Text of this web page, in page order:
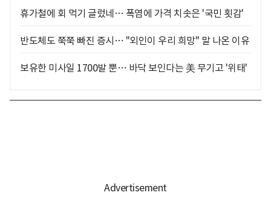
휴가철에 회 먹기 글렀네… 폭염에 가격 치솟은 '국민 횟감'
반도체도 쭉쭉 빠진 증시… "외인이 우리 희망" 말 나온 이유
보유한 미사일 1700발 뿐… 바닥 보인다는 美 무기고 '위태'